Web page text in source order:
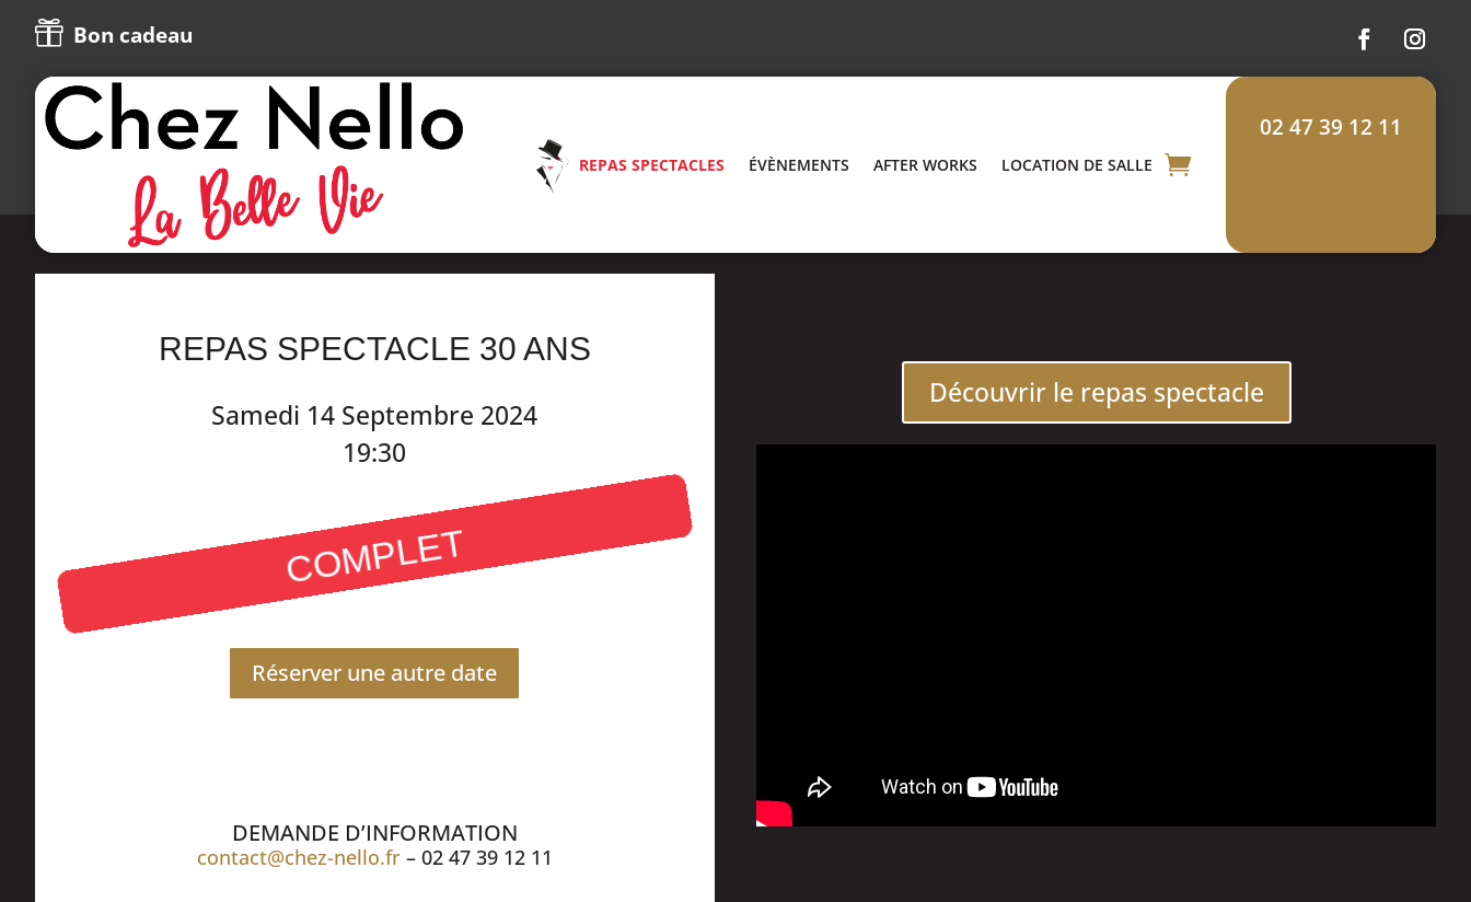
 Bon cadeau
REPAS SPECTACLES ÉVÈNEMENTS AFTER WORKS LOCATION DE SALLE
02 47 39 12 11
REPAS SPECTACLE 30 ANS
Samedi 14 Septembre 2024
19:30
COMPLET
Réserver une autre date
DEMANDE D’INFORMATION
contact@chez-nello.fr– 02 47 39 12 11
Découvrir le repas spectacle